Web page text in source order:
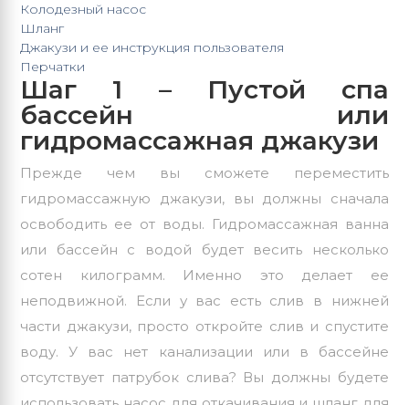
Колодезный насос
Шланг
Джакузи и ее инструкция пользователя
Перчатки
Шаг 1 – Пустой спа
бассейн или
гидромассажная джакузи
Прежде чем вы сможете переместить
гидромассажную джакузи, вы должны сначала
освободить ее от воды. Гидромассажная ванна
или бассейн с водой будет весить несколько
сотен килограмм. Именно это делает ее
неподвижной. Если у вас есть слив в нижней
части джакузи, просто откройте слив и спустите
воду. У вас нет канализации или в бассейне
отсутствует патрубок слива? Вы должны будете